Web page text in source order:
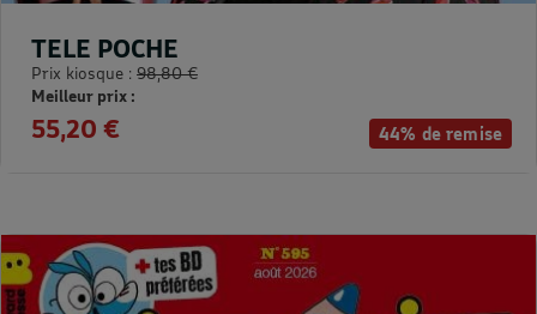
44% de remise
TELE POCHE
Prix kiosque : 98,80 €
Meilleur prix :
55,20 €